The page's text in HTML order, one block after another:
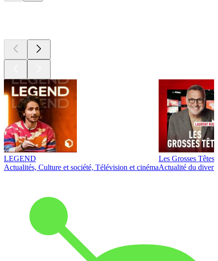
LEGEND
Actualités, Culture et société, Télévision et cinéma
Les Grosses Têtes
Actualité du